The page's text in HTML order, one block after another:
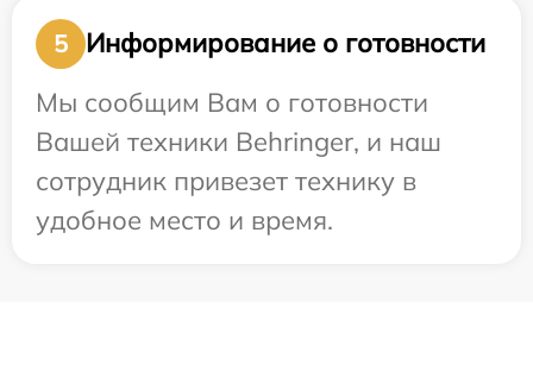
5
Информирование о готовности
Мы сообщим Вам о готовности
Вашей техники Behringer, и наш
сотрудник привезет технику в
удобное место и время.